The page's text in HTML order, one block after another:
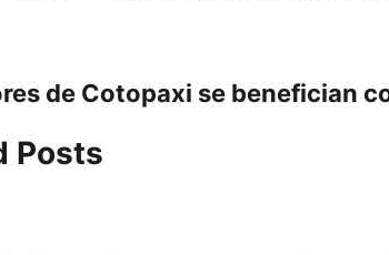
de Cotopaxi se benefician
Posts